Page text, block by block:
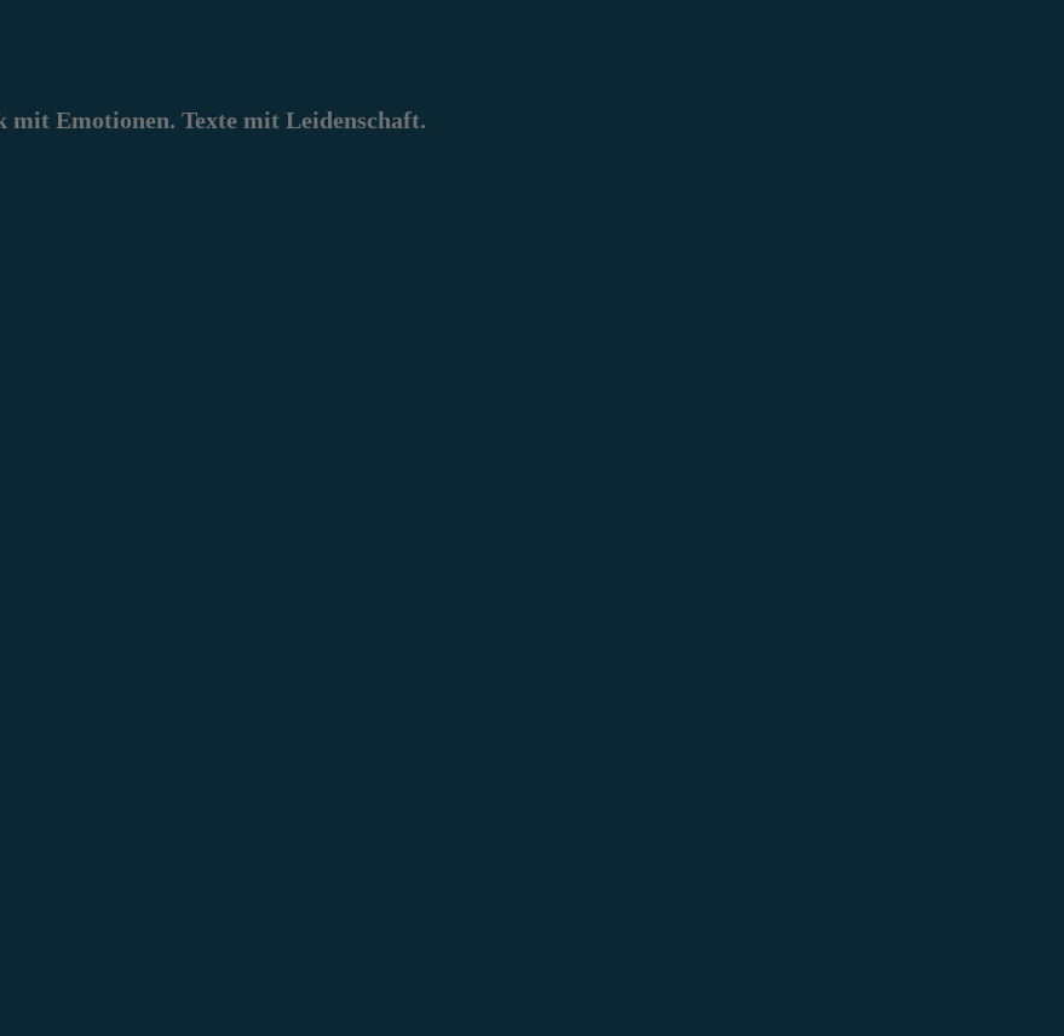
Emotionen. Texte mit Leidenschaft.